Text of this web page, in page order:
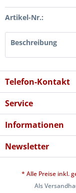
Artikel-Nr.:
Beschreibung
Telefon-Kontakt
Service
Informationen
Newsletter
* Alle Preise inkl.
Als